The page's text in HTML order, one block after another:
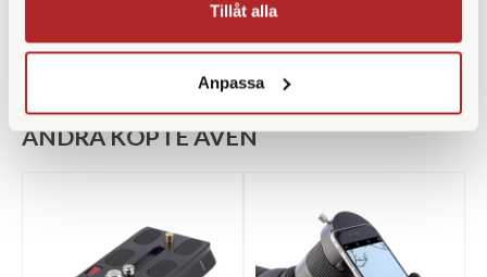
Tillåt alla
Anpassa
ANDRA KÖPTE ÄVEN